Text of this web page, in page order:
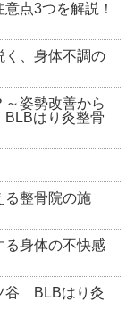
点3つを解説！
く、身体不調の
姿勢改善から
はり灸整骨
る整骨院の施
る身体の不快感
谷 BLBはり灸